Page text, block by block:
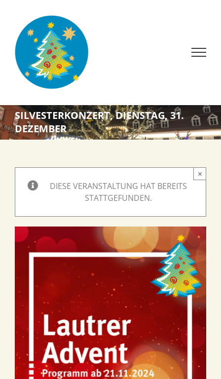
springen
SILVESTERKONZERT, DIENSTAG, 31.
DEZEMBER
DIESE VERANSTALTUNG HAT BEREITS
STATTGEFUNDEN.
×